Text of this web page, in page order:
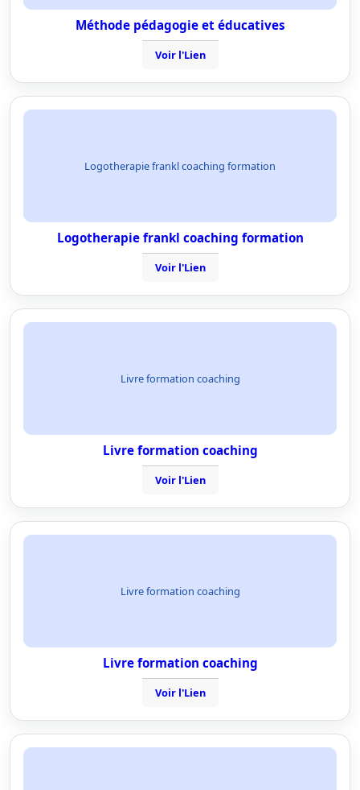
Méthode pédagogie et éducatives
Voir l'Lien
Logotherapie frankl coaching formation
Logotherapie frankl coaching formation
Voir l'Lien
Livre formation coaching
Livre formation coaching
Voir l'Lien
Livre formation coaching
Livre formation coaching
Voir l'Lien